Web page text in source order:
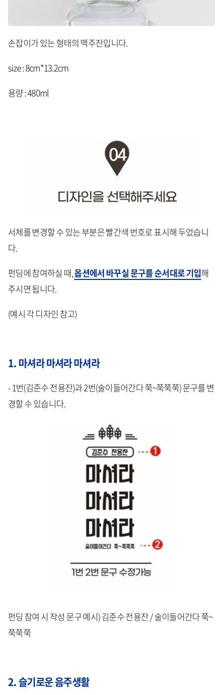
손잡이가 있는 형태의 맥주잔입니다.
size : 8cm*13.2cm
용량 : 480ml
서체를 변경할 수 있는 부분은 빨간색 번호로 표시해 두었습니
다.
펀딩에 참여하실 때,옵션에서 바꾸실 문구를 순서대로 기입해
주시면 됩니다.
(예시 각 디자인 참고)
1. 마셔라 마셔라 마셔라
- 1번(김준수 전용잔)과 2번(술이들어간다 쭉~쭉쭉쭉) 문구를 변
경할 수 있습니다.
펀딩 참여 시 작성 문구 예시) 김준수 전용잔 / 술이들어간다 쭉~
쭉쭉쭉
2. 슬기로운 음주생활